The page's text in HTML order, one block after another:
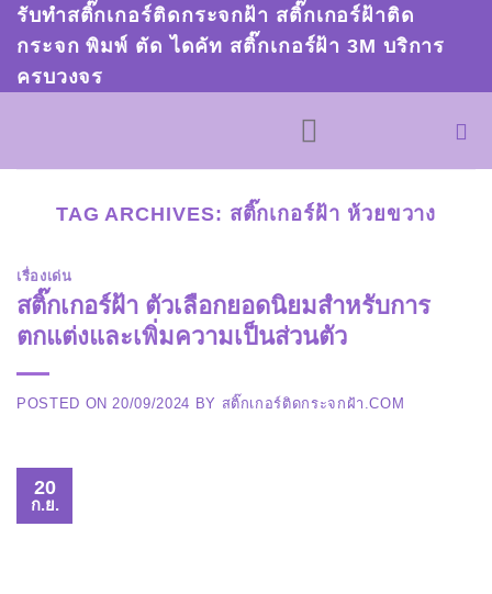
Skip
content
รับทำสติ๊กเกอร์ติดกระจกฝ้า สติ๊กเกอร์ฝ้าติด
กระจก พิมพ์ ตัด ไดคัท สติ๊กเกอร์ฝ้า 3M บริการ
ครบวงจร
TAG ARCHIVES: สติ๊กเกอร์ฝ้า ห้วยขวาง
เรื่องเด่น
สติ๊กเกอร์ฝ้า ตัวเลือกยอดนิยมสำหรับการ
ตกแต่งและเพิ่มความเป็นส่วนตัว
POSTED ON20/09/2024 BY สติ๊กเกอร์ติดกระจกฝ้า.COM
20
ก.ย.